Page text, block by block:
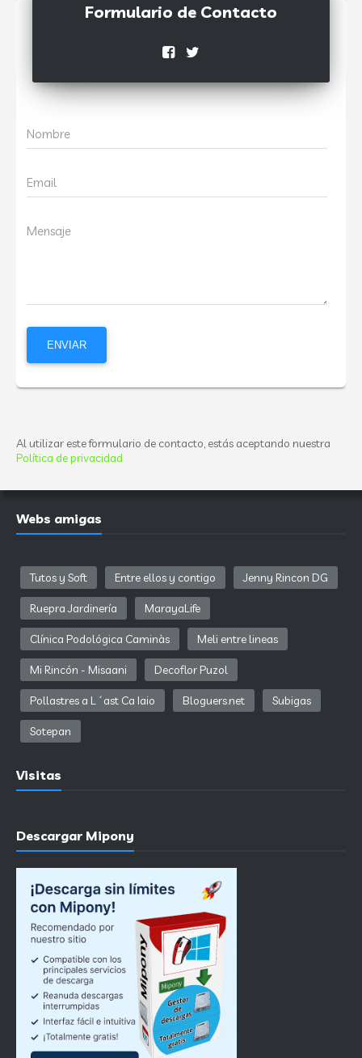
Formulario de Contacto
Nombre
Email
Mensaje
Al utilizar este formulario de contacto, estás aceptando nuestra
Política de privacidad
Webs amigas
Tutos y Soft Entre ellos y contigo Jenny Rincon DG
Ruepra Jardinería MarayaLife
Clínica Podológica Caminàs Meli entre lineas
Mi Rincón - Misaani Decoflor Puzol
Pollastres a L´ast Ca Iaio Bloguers.net Subigas
Sotepan
Visitas
Descargar Mipony